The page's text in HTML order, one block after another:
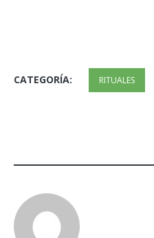
CATEGORÍA: RITUALES